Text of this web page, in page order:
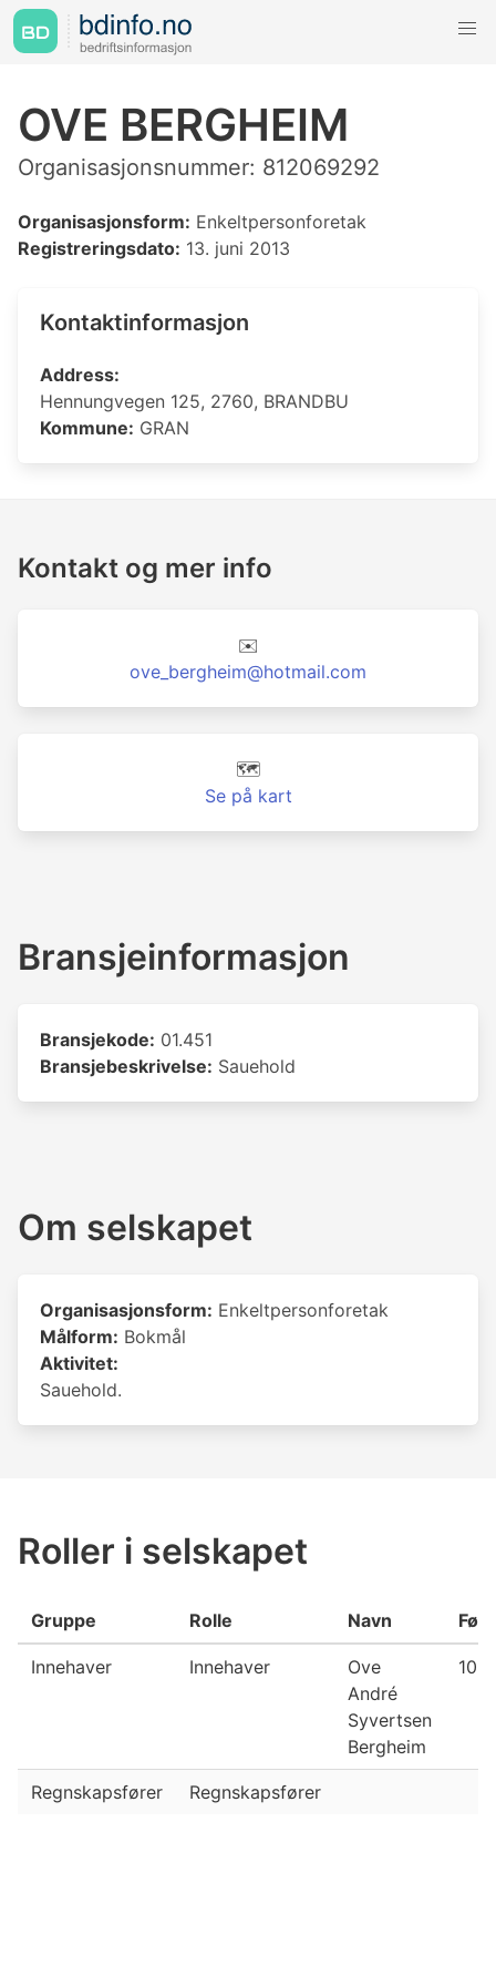
OVE BERGHEIM
Organisasjonsnummer: 812069292
Organisasjonsform: Enkeltpersonforetak
Registreringsdato: 13. juni 2013
Kontaktinformasjon
Address:
Hennungvegen 125, 2760, BRANDBU
Kommune: GRAN
Kontakt og mer info
✉️
ove_bergheim@hotmail.com
🗺️
Se på kart
Bransjeinformasjon
Bransjekode: 01.451
Bransjebeskrivelse: Sauehold
Om selskapet
Organisasjonsform: Enkeltpersonforetak
Målform: Bokmål
Aktivitet:
Sauehold.
Roller i selskapet
Gruppe Rolle Navn
Innehaver Innehaver
Ove
André
Syvertsen
Bergheim
Regnskapsfører Regnskapsfører